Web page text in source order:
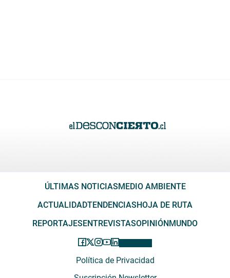
ÚLTIMAS NOTICIAS MEDIO AMBIENTE
ACTUALIDADTENDENCIAS HOJA DE RUTA
REPORTAJES ENTREVISTASOPINIÓN MUNDO
Política de Privacidad